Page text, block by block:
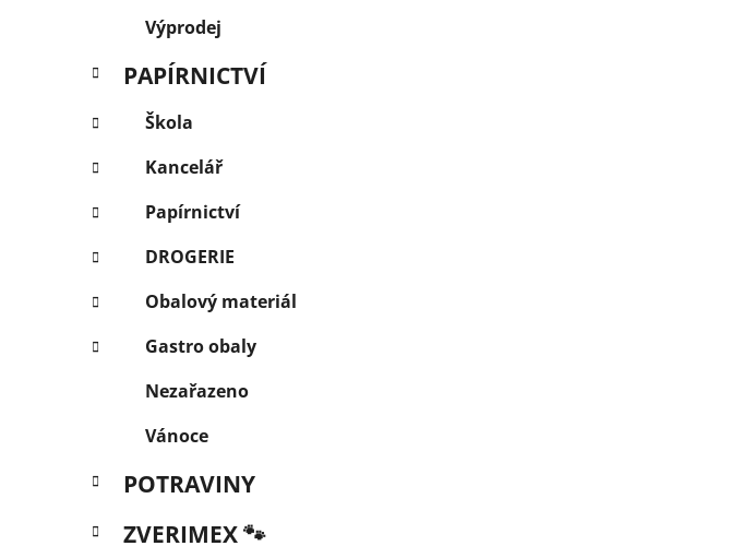
Výprodej
PAPÍRNICTVÍ
Škola
Kancelář
Papírnictví
DROGERIE
Obalový materiál
Gastro obaly
Nezařazeno
Vánoce
POTRAVINY
ZVERIMEX 🐾